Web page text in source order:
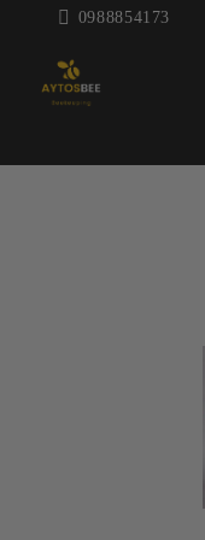
0988854173